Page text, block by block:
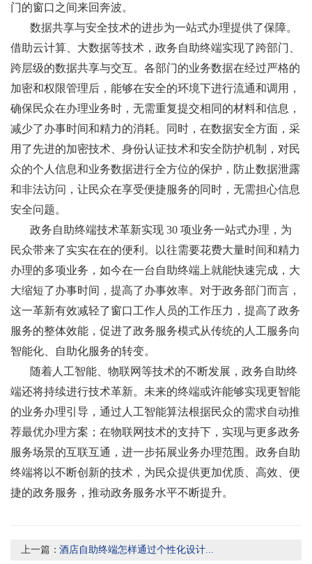
门的窗口之间来回奔波。
数据共享与安全技术的进步为一站式办理提供了保障。
借助云计算、大数据等技术，政务自助终端实现了跨部门、
跨层级的数据共享与交互。各部门的业务数据在经过严格的
加密和权限管理后，能够在安全的环境下进行流通和调用，
确保民众在办理业务时，无需重复提交相同的材料和信息，
减少了办事时间和精力的消耗。同时，在数据安全方面，采
用了先进的加密技术、身份认证技术和安全防护机制，对民
众的个人信息和业务数据进行全方位的保护，防止数据泄露
和非法访问，让民众在享受便捷服务的同时，无需担心信息
安全问题。
政务自助终端技术革新实现 30 项业务一站式办理，为
民众带来了实实在在的便利。以往需要花费大量时间和精力
办理的多项业务，如今在一台自助终端上就能快速完成，大
大缩短了办事时间，提高了办事效率。对于政务部门而言，
这一革新有效减轻了窗口工作人员的工作压力，提高了政务
服务的整体效能，促进了政务服务模式从传统的人工服务向
智能化、自助化服务的转变。
随着人工智能、物联网等技术的不断发展，政务自助终
端还将持续进行技术革新。未来的终端或许能够实现更智能
的业务办理引导，通过人工智能算法根据民众的需求自动推
荐最优办理方案；在物联网技术的支持下，实现与更多政务
服务场景的互联互通，进一步拓展业务办理范围。政务自助
终端将以不断创新的技术，为民众提供更加优质、高效、便
捷的政务服务，推动政务服务水平不断提升。
上一篇：酒店自助终端怎样通过个性化设计...